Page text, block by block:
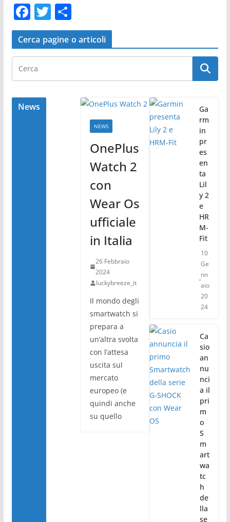
F
a
c
e
b
o
o
T
w
itt
er
C
o
n
di
vi
di
Cerca pagine o articoli
News
NEWS
OnePlus
Watch 2
con
Wear Os
ufficiale
in Italia
26 Febbraio
2024
luckybreeze_it
Il mondo degli
smartwatch si
prepara a
un’altra svolta
con l’attesa
uscita sul
mercato
europeo (e
quindi anche
su quello
Ga
rm
in
pr
es
en
ta
Lil
y 2
e
HR
M-
Fit
10
Ge
nn
aio
20
24
Ca
sio
an
nu
nci
a il
pri
m
o
S
m
art
wa
tc
h
de
lla
se